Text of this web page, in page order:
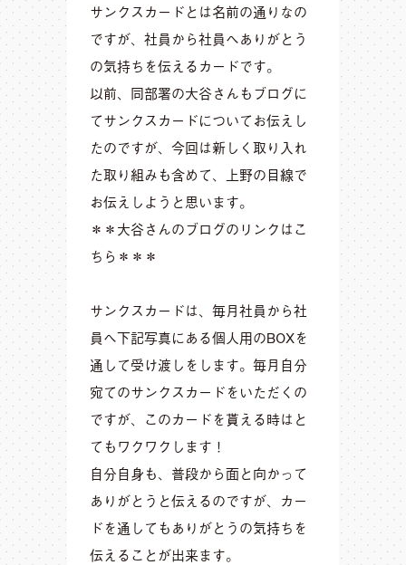
サンクスカードとは名前の通りなの
ですが、社員から社員へありがとう
の気持ちを伝えるカードです。
以前、同部署の大谷さんもブログに
てサンクスカードについてお伝えし
たのですが、今回は新しく取り入れ
た取り組みも含めて、上野の目線で
お伝えしようと思います。
＊＊大谷さんのブログのリンクはこ
ちら＊＊＊
サンクスカードは、毎月社員から社
員へ下記写真にある個人用のBOXを
通して受け渡しをします。毎月自分
宛てのサンクスカードをいただくの
ですが、このカードを貰える時はと
てもワクワクします！
自分自身も、普段から面と向かって
ありがとうと伝えるのですが、カー
ドを通してもありがとうの気持ちを
伝えることが出来ます。